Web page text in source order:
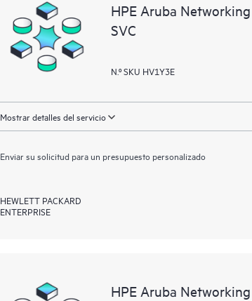
HPE Aruba
SVC
N.º SKU HV1Y3E
Mostrar detalles del servicio
Enviar su solicitud para un presupuesto personalizado
HEWLETT PACKARD
ENTERPRISE
HPE Aruba